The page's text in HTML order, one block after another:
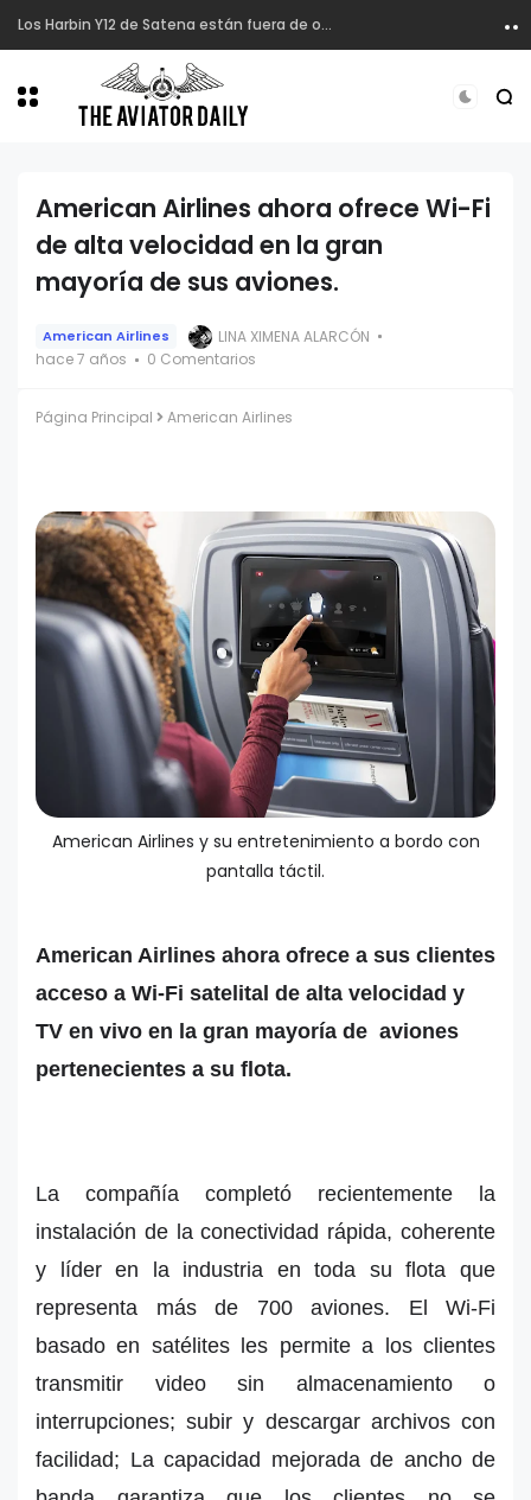
Los Harbin Y12 de Satena están fuera de operación.
American Airlines ahora ofrece Wi-Fi
de alta velocidad en la gran
mayoría de sus aviones.
American Airlines
LINA XIMENA ALARCÓN
hace 7 años
0 Comentarios
Página Principal American Airlines
American Airlines y su entretenimiento a bordo con
pantalla táctil.
American Airlines ahora ofrece a sus clientes
acceso a Wi-Fi satelital de alta velocidad y
TV en vivo en la gran mayoría de aviones
pertenecientes a su flota.
La compañía completó recientemente la
instalación de la conectividad rápida, coherente
y líder en la industria en toda su flota que
representa más de 700 aviones. El Wi-Fi
basado en satélites les permite a los clientes
transmitir video sin almacenamiento o
interrupciones; subir y descargar archivos con
facilidad; La capacidad mejorada de ancho de